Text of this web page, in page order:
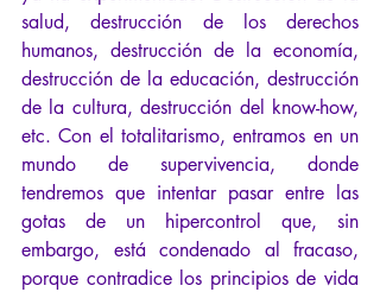
salud, destrucción de los derechos
humanos, destrucción de la economía,
destrucción de la educación, destrucción
de la cultura, destrucción del know-how,
etc. Con el totalitarismo, entramos en un
mundo de supervivencia, donde
tendremos que intentar pasar entre las
gotas de un hipercontrol que, sin
embargo, está condenado al fracaso,
porque contradice los principios de vida